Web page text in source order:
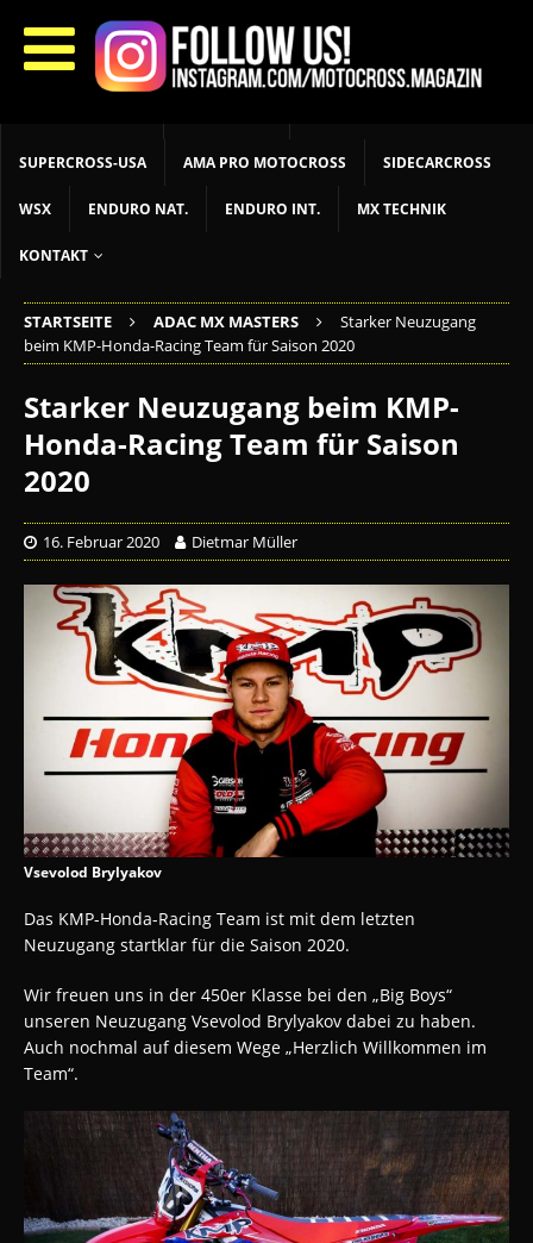
START LIVETIMING MX NEWS MX YOUTH
MX WOMEN MXGP ADAC MX MASTERS MOTOCROSS INT
SUPERCROSS-USA AMA PRO MOTOCROSS SIDECARCROSS
WSX ENDURO NAT. ENDURO INT. MX TECHNIK
KONTAKT
STARTSEITE ADAC MX MASTERS
Starker Neuzugang
beim KMP-Honda-Racing Team für Saison 2020
Starker Neuzugang beim KMP-
Honda-Racing Team für Saison
2020
16. Februar 2020 Dietmar Müller
Vsevolod Brylyakov
Das KMP-Honda-Racing Team ist mit dem letzten
Neuzugang startklar für die Saison 2020.
Wir freuen uns in der 450er Klasse bei den „Big Boys“
unseren Neuzugang Vsevolod Brylyakov dabei zu haben.
Auch nochmal auf diesem Wege „Herzlich Willkommen im
Team“.